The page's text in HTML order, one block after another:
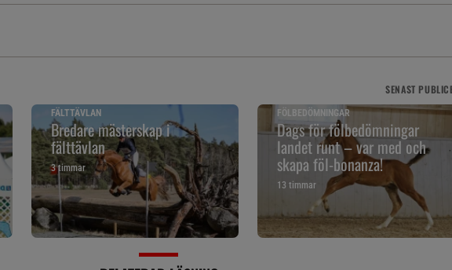
SENAST
FÄLTTÄVLAN
Bredare mästerskap i
fälttävlan
3 timmar
FÖLBEDÖMNINGAR
Dags för fölbedömningar
landet runt – var med och
skapa föl-bonanza!
13 timmar